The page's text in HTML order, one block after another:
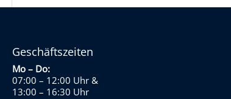
Geschäftszeiten
Mo – Do:
07:00 – 12:00 Uhr &
13:00 – 16:30 Uhr